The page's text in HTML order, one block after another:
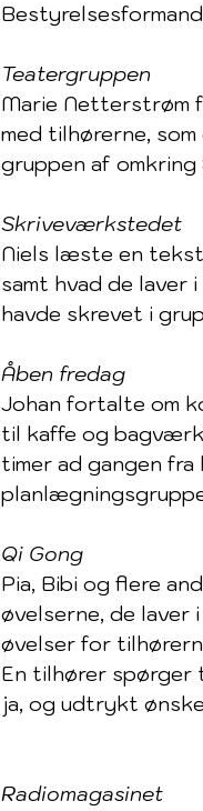
Teatergruppen
Marie Netterstrøm
med tilhørerne,
gruppen af omkring
Skriveværkstedet
Niels læste en tekst
samt hvad de laver
havde skrevet i
Åben fredag
Johan fortalte om
til kaffe og
timer ad gangen
Qi Gong
Pia, Bibi og flere
øvelserne, de laver
øvelser for
En tilhører spørger
ja, og udtrykt
Radiomagasinet